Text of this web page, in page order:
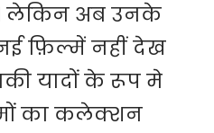
लेकिन अब उनके
फ़िल्में नहीं देख
यादों के रूप मे
का कलेक्शन